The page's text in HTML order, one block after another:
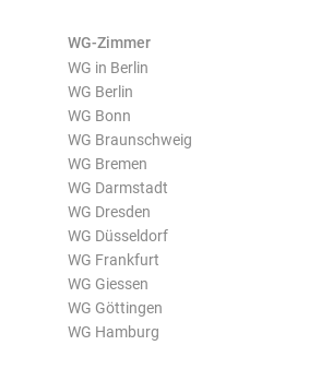
WG-Zimmer
WG in Berlin
WG Berlin
WG Bonn
WG Braunschweig
WG Bremen
WG Darmstadt
WG Dresden
WG Düsseldorf
WG Frankfurt
WG Giessen
WG Göttingen
WG Hamburg